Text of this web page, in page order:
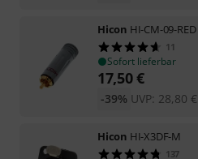
Hicon HI-CM-09-RED
11
Sofort lieferbar
17,50€
UVP: 28,80 €
-39%
Hicon HI-X3DF-M
137